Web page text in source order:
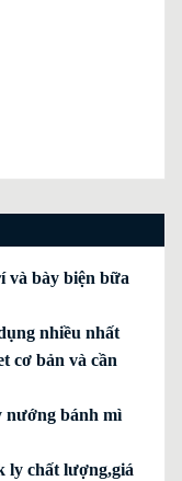
và bày biện bữa
nhiều nhất
cơ bản và cần
nướng bánh mì
ly chất lượng,giá